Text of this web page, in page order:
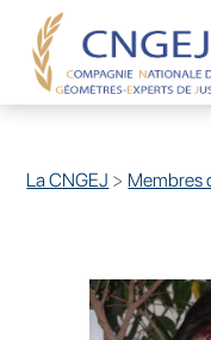
La CNGEJ > Membres